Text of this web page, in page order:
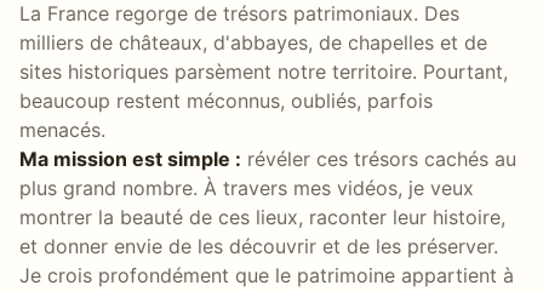
La France regorge de trésors patrimoniaux. Des
milliers de châteaux, d'abbayes, de chapelles et de
sites historiques parsèment notre territoire. Pourtant,
beaucoup restent méconnus, oubliés, parfois
menacés.
Ma mission est simple : révéler ces trésors cachés au
plus grand nombre. À travers mes vidéos, je veux
montrer la beauté de ces lieux, raconter leur histoire,
et donner envie de les découvrir et de les préserver.
Je crois profondément que le patrimoine appartient à